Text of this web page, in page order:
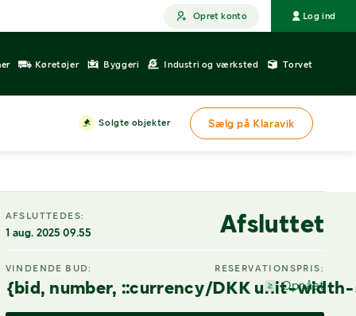
Opret konto Log ind
Køretøjer Byggeri Industri og værksted Torvet
Solgte objekter Sælg på Klaravik
AFSLUTTEDES:
1 aug. 2025 09.55 Afsluttet
VINDENDE BUD:
{bid, number, ::currency/DKK unit-
RESERVATIONSPRIS:
Opnået